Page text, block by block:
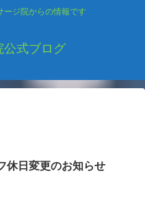
ージ院からの情報です
公式ブログ
休日変更のお知らせ